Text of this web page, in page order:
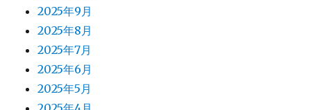
2025年9月
2025年8月
2025年7月
2025年6月
2025年5月